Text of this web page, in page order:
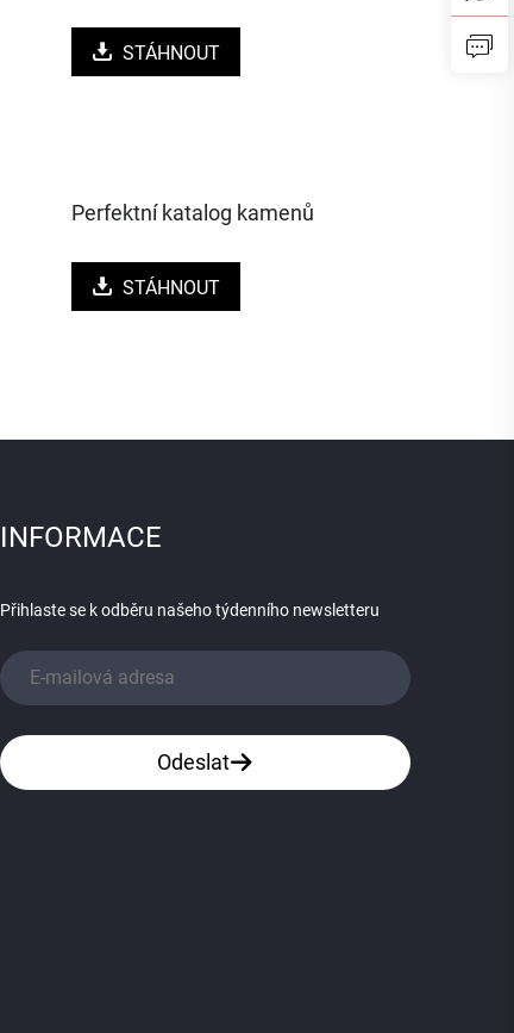
STÁHNOUT
Perfektní katalog kamenů
STÁHNOUT
INFORMACE
Přihlaste se k odběru našeho týdenního newsletteru
Odeslat